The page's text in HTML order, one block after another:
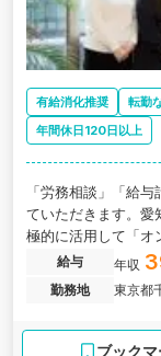
有給消化推奨 転勤
年間休日120日以上
「労務相談」「給
ていただきます。愛
極的に活用して「オ
長中の社労士法人
なくシステム導入
す。
給与 年収
勤務地
東京都
ブックマ